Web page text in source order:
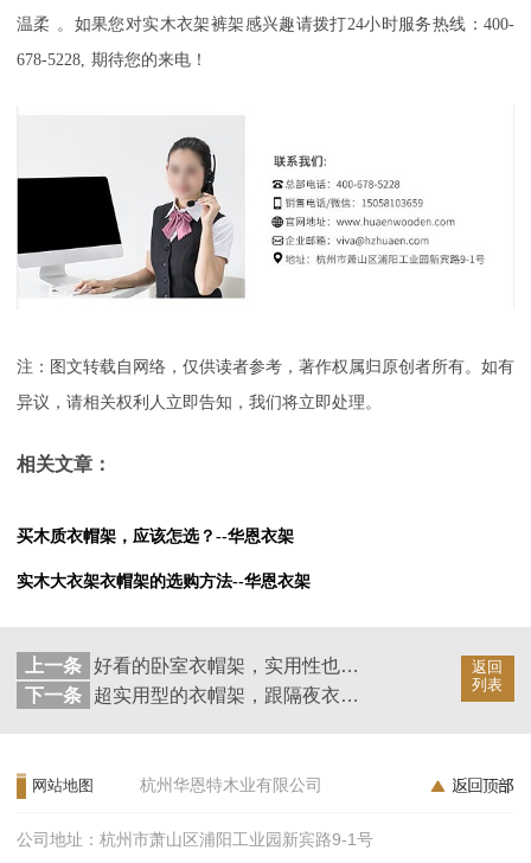
温柔 。如果您对实木衣架裤架感兴趣请拨打24小时服务热线：400-
678-5228, 期待您的来电！
注：图文转载自网络，仅供读者参考，著作权属归原创者所有。如有
异议，请相关权利人立即告知，我们将立即处理。
相关文章：
买木质衣帽架，应该怎选？--华恩衣架
实木大衣架衣帽架的选购方法--华恩衣架
返回
列表
上一条
好看的卧室衣帽架，实用性也不能忽略！--华恩衣架
下一条
超实用型的衣帽架，跟隔夜衣说拜拜~--华恩衣架
网站地图 杭州华恩特木业有限公司
公司地址：杭州市萧山区浦阳工业园新宾路9-1号